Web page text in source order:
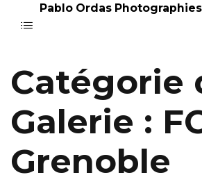
Pablo Ordas Photographies
Catégorie
Galerie :
Grenoble